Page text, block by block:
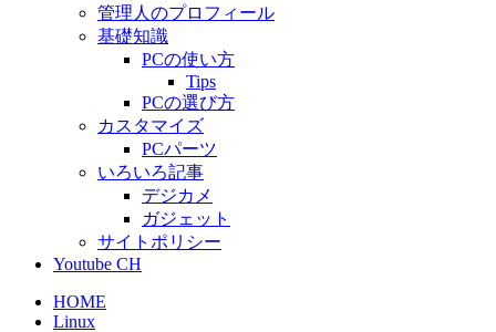
管理人のプロフィール
基礎知識
PCの使い方
Tips
PCの選び方
カスタマイズ
PCパーツ
いろいろ記事
デジカメ
ガジェット
サイトポリシー
Youtube CH
HOME
Linux